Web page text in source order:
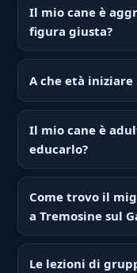
Il mio cane è
figura giusta?
A che età
Il mio cane è
educarlo?
Come trovo il
a Tremosine sul
Le lezioni di